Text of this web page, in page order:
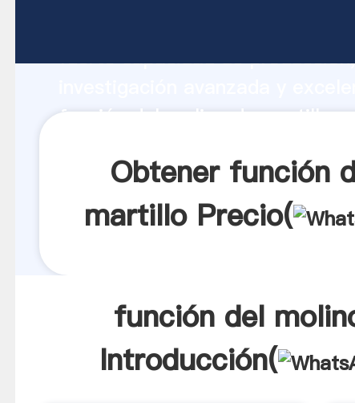
fuerte capacidad de
función del molino de martillo
Obtener función
martillo Precio(
función del
Introducción(